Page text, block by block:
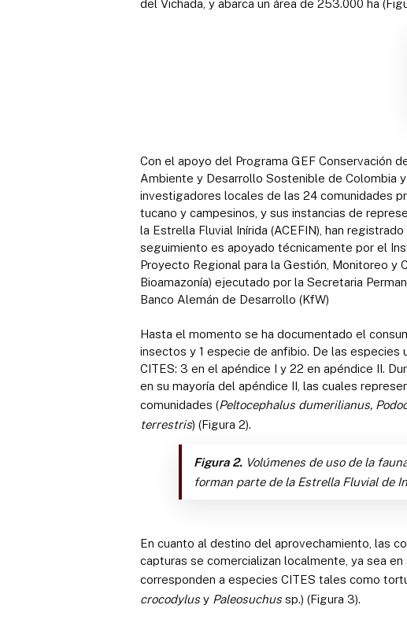
del Vichada, y abarca un área de 253.000 ha
Con el apoyo del Programa GEF Conservación
Ambiente y Desarrollo Sostenible de Colombia
investigadores locales de las 24 comunidades
tucano y campesinos, y sus instancias de
la Estrella Fluvial Inírida (ACEFIN), han
seguimiento es apoyado técnicamente por el
Proyecto Regional para la Gestión, Monitoreo y
Bioamazonía) ejecutado por la Secretaria
Banco Alemán de Desarrollo (KfW)
Hasta el momento se ha documentado el
insectos y 1 especie de anfibio. De las especies
CITES: 3 en el apéndice I y 22 en apéndice II.
en su mayoría del apéndice II, las cuales
comunidades (Peltocephalus dumerilianus,
terrestris) (Figura 2).
Figura 2. Volúmenes de uso de la
forman parte de la Estrella Fluvial de
En cuanto al destino del aprovechamiento, las
capturas se comercializan localmente, ya sea
corresponden a especies CITES tales como
crocodylus yPaleosuchus sp.) (Figura 3).